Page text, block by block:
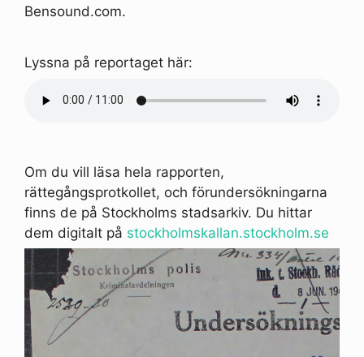
Bensound.com.
Lyssna på reportaget här:
Om du vill läsa hela rapporten,
rättegångsprotkollet, och förundersökningarna
finns de på Stockholms stadsarkiv. Du hittar
dem digitalt på stockholmskallan.stockholm.se